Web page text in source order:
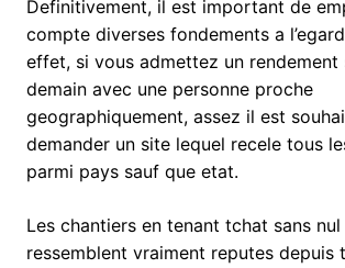
Definitivement, il est important de
compte diverses fondements a
effet, si vous admettez un rendement
demain avec une personne proche
geographiquement, assez il est
demander un site lequel recele tous
parmi pays sauf que etat.
Les chantiers en tenant tchat sans
ressemblent vraiment reputes depuis